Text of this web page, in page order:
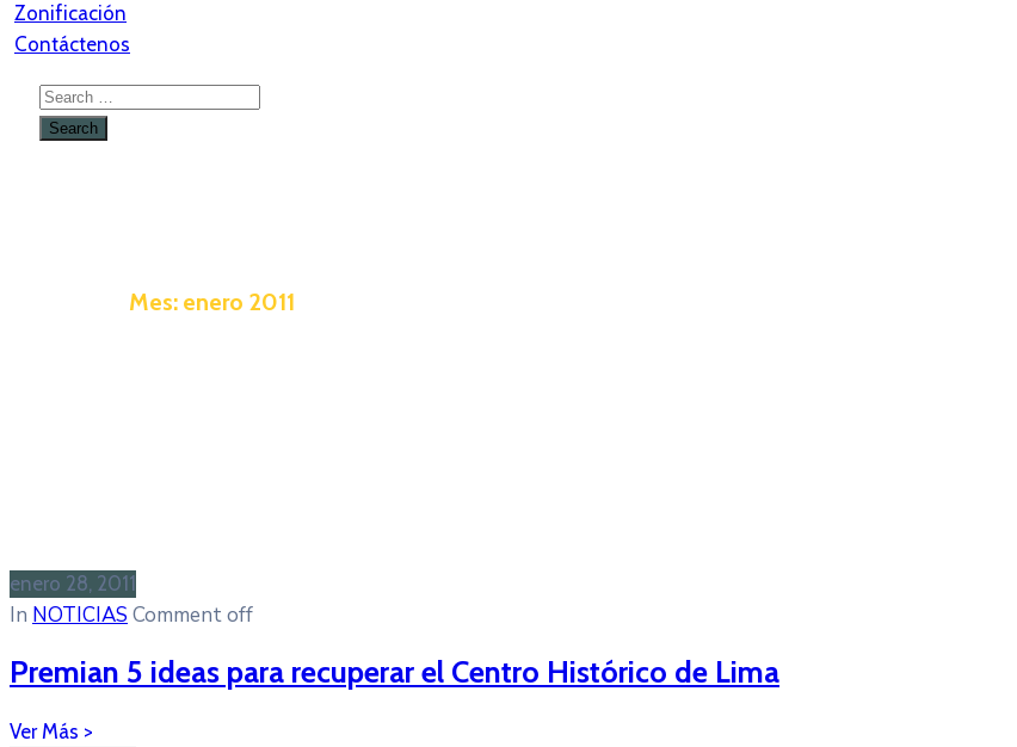
Zonificación
Contáctenos
Mes: enero 2011
enero 28, 2011
In NOTICIAS Comment off
Premian 5 ideas para recuperar el Centro Histórico de Lima